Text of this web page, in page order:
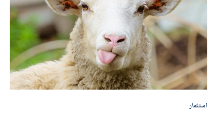
استثمار